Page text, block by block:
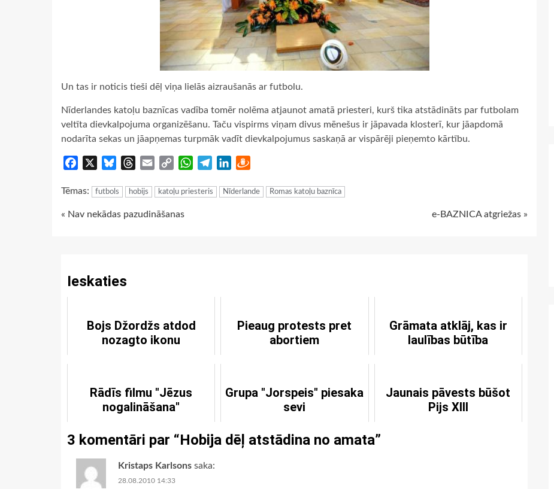
Un tas ir noticis tieši dēļ viņa lielās aizraušanās ar futbolu.
Nīderlandes katoļu baznīcas vadība tomēr nolēma atjaunot amatā priesteri, kurš tika atstādināts par futbolam
veltīta dievkalpojuma organizēšanu. Taču vispirms viņam divus mēnešus ir jāpavada klosterī, kur jāapdomā
nodarīta sekas un jāapņemas turpmāk vadīt dievkalpojumus saskaņā ar vispārēji pieņemto kārtību.
Facebook BlueskyThreads
Email
Copy
WhatsApp
TelegramLinkedIn
Tēmas: futbols hobijs katoļu priesteris Nīderlande Romas katoļu baznīca
Continue
« Nav nekādas pazudināšanas e-BAZNICA atgriežas »
Ieskaties
Bojs Džordžs atdod
nozagto ikonu
Pieaug protests pret
abortiem
Grāmata atklāj, kas ir
laulības būtība
Rādīs filmu "Jēzus
nogalināšana"
Grupa "Jorspeis" piesaka
sevi
Jaunais pāvests būšot
Pijs XIII
3 komentāri par “Hobija dēļ atstādina no amata”
Kristaps Karlsons saka:
28.08.2010 14:33